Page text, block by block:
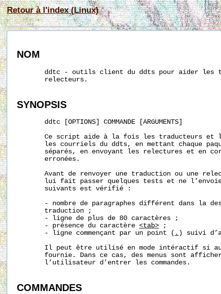
Retour à l'index (Linux)
NOM
ddtc - outils client du ddts pour aider les
       relecteurs.
SYNOPSIS
       ddtc [OPTIONS] COMMANDE [ARGUMENTS]
Ce script aide à la fois les traducteurs et
les courriels du ddts, en mettant chaque
séparés, en envoyant les relectures et en
       erronées.
Avant de renvoyer une traduction ou une
lui fait passer quelques tests et ne
       suivants est vérifié :
- nombre de paragraphes différent dans la
       traduction ;
       - ligne de plus de 80 caractères ;
       - présence du caractère
<tab> ;
       - ligne commençant par un point (
. ) suivi
Il peut être utilisé en mode intéractif si
fournie. Dans ce cas, des menus sont
       l’utilisateur d’entrer les commandes.
COMMANDES